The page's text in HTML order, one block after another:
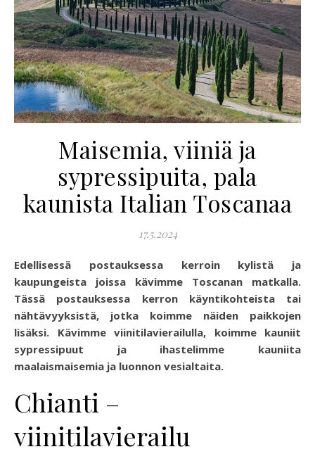
Maisemia, viiniä ja
sypressipuita, pala
kaunista Italian Toscanaa
17.5.2024
Edellisessä postauksessa kerroin kylistä ja
kaupungeista joissa kävimme Toscanan matkalla.
Tässä postauksessa kerron käyntikohteista tai
nähtävyyksistä, jotka koimme näiden paikkojen
lisäksi. Kävimme viinitilavierailulla, koimme kauniit
sypressipuut ja ihastelimme kauniita
maalaismaisemia ja luonnon vesialtaita.
Chianti –
viinitilavierailu